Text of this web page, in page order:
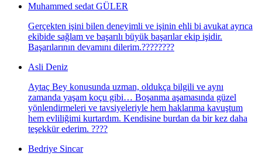
Muhammed sedat GÜLER
Gerçekten işini bilen deneyimli ve işinin ehli bi avukat ayrıca
ekibide sağlam ve başarılı büyük başarılar ekip işidir.
Başarılarının devamını dilerim.????????
Asli Deniz
Aytaç Bey konusunda uzman, oldukça bilgili ve aynı
zamanda yaşam koçu gibi… Boşanma aşamasında güzel
yönlendirmeleri ve tavsiyeleriyle hem haklarıma kavuştum
hem evliliğimi kurtardım. Kendisine burdan da bir kez daha
teşekkür ederim. ????
Bedriye Sincar